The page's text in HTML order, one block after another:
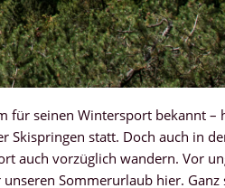
für seinen Wintersport bekannt –
statt. Doch auch in
auch vorzüglich wandern. Vor
Sommerurlaub hier. Ganz